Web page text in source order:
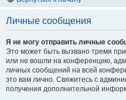
Личные сообщения
Я не могу отправить личные
Это может быть вызвано тремя
или не вошли на конференцию,
личных сообщений на всей
это вам лично. Свяжитесь с
получения дополнительной